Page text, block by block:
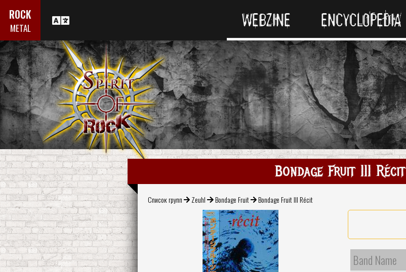
ROCK
METAL WEBZINE ENCYCLOPEDIA
Bondage Fruit III Récit
Список групп Zeuhl Bondage Fruit Bondage Fruit III Récit
Band Name